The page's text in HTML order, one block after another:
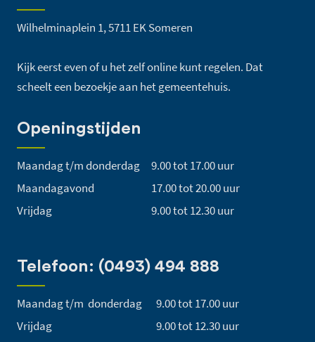
Wilhelminaplein 1, 5711 EK Someren
Kijk eerst even of u het zelf online kunt regelen. Dat
scheelt een bezoekje aan het gemeentehuis.
Openingstijden
Maandag t/m donderdag
9.00 tot 17.00 uur
Maandagavond
17.00 tot 20.00 uur
Vrijdag
9.00 tot 12.30 uur
Telefoon: (0493) 494 888
Maandag t/m donderdag
9.00 tot 17.00 uur
Vrijdag
9.00 tot 12.30 uur